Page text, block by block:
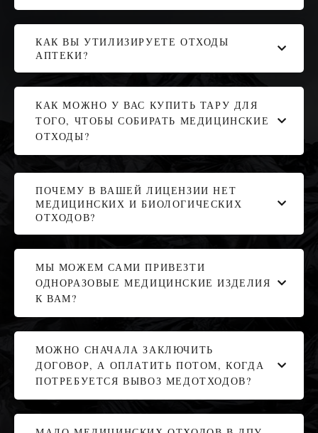
КАК ВЫ УТИЛИЗИРУЕТЕ ОТХОДЫ
АПТЕКИ?
КАК МОЖНО У ВАС КУПИТЬ ТАРУ ДЛЯ
ТОГО, ЧТОБЫ СОБИРАТЬ МЕДИЦИНСКИЕ
ОТХОДЫ?
ПОЧЕМУ В ВАШЕЙ ЛИЦЕНЗИИ НЕТ
МЕДИЦИНСКИХ И БИОЛОГИЧЕСКИХ
ОТХОДОВ?
МЫ МОЖЕМ САМИ ПРИВЕЗТИ
ОДНОРАЗОВЫЕ МЕДИЦИНСКИЕ ИЗДЕЛИЯ
К ВАМ?
МОЖНО СНАЧАЛА ЗАКЛЮЧИТЬ
ДОГОВОР, А ОПЛАТИТЬ ПОТОМ, КОГДА
ПОТРЕБУЕТСЯ ВЫВОЗ МЕДОТХОДОВ?